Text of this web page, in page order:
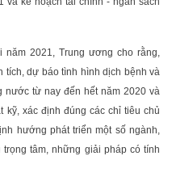
2021, Trung ương cho rằng,
tích, dự báo tình hình dịch bệnh và
nước từ nay đến hết năm 2020 và
kỹ, xác định đúng các chỉ tiêu chủ
hướng phát triển một số ngành,
tâm, những giải pháp có tính